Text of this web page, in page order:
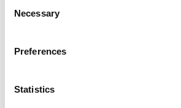
Selection
Necessary
Preferences
Statistics